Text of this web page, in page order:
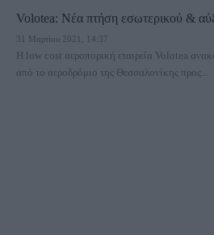
Volotea: Νέα πτήση εσωτερικού &
31 Μαρτίου 2021, 14:37
Η low cost αεροπορική εταιρεία Volotea
από το αεροδρόμιο της Θεσσαλονίκης προς...